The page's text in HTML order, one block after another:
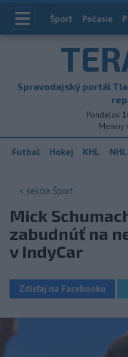
Index
Šport Počasie
Spravodajský portál
Pondelok
Meniny
Futbal Hokej KHL NHL
< sekcia Šport
Mick
zabudnúť na
v IndyCar
Zdieľaj na Facebooku